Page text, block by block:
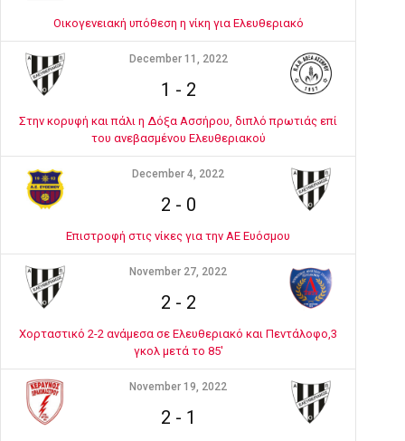
Οικογενειακή υπόθεση η νίκη για Ελευθεριακό
December 11, 2022
1 - 2
Στην κορυφή και πάλι η Δόξα Ασσήρου, διπλό πρωτιάς επί
του ανεβασμένου Ελευθεριακού
December 4, 2022
2 - 0
Επιστροφή στις νίκες για την ΑΕ Ευόσμου
November 27, 2022
2 - 2
Χορταστικό 2-2 ανάμεσα σε Ελευθεριακό και Πεντάλοφο,3
γκολ μετά το 85'
November 19, 2022
2 - 1